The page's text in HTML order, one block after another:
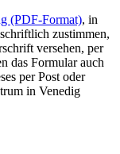
(PDF-Format), in
zustimmen,
versehen, per
das Formular auch
per Post oder
in Venedig